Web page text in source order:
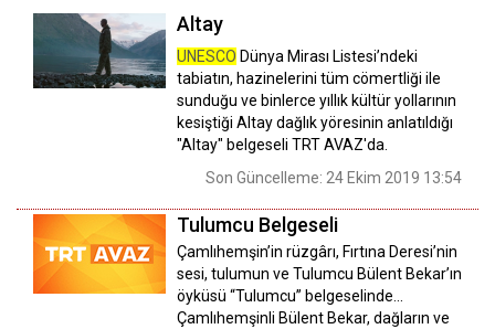
Altay
UNESCO Dünya Mirası Listesi’ndeki
tabiatın, hazinelerini tüm cömertliği ile
sunduğu ve binlerce yıllık kültür yollarının
kesiştiği Altay dağlık yöresinin anlatıldığı
"Altay" belgeseli TRT AVAZ'da.
Son Güncelleme: 24 Ekim 2019 13:54
Tulumcu Belgeseli
Çamlıhemşin’in rüzgârı, Fırtına Deresi’nin
sesi, tulumun ve Tulumcu Bülent Bekar’ın
öyküsü “Tulumcu” belgeselinde...
Çamlıhemşinli Bülent Bekar, dağların ve